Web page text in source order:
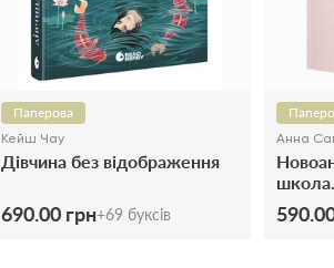
Паперова
Кейш Чау
Дівчина без відображення
690.00 грн+69 буксів
Анна